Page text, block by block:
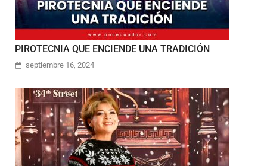
PIROTECNIA QUE ENCIENDE UNA TRADICIÓN
septiembre 16, 2024